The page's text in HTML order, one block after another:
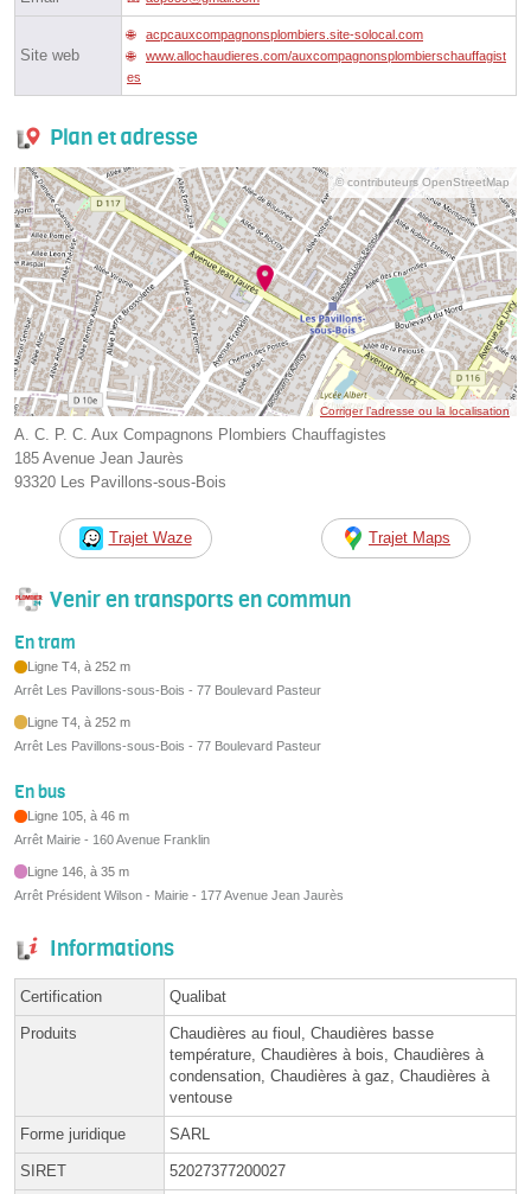
Site web
acpcauxcompagnonsplombiers.site-solocal.com
www.allochaudieres.com/auxcompagnonsplombierschauffagist
es
Plan et adresse
© contributeurs OpenStreetMap
Corriger l’adresse ou la localisation
A. C. P. C. Aux Compagnons Plombiers Chauffagistes
185 Avenue Jean Jaurès
93320 Les Pavillons-sous-Bois
Trajet Waze Trajet Maps
Venir en transports en commun
En tram
Ligne T4, à 252 m
Arrêt Les Pavillons-sous-Bois - 77 Boulevard Pasteur
Ligne T4, à 252 m
Arrêt Les Pavillons-sous-Bois - 77 Boulevard Pasteur
En bus
Ligne 105, à 46 m
Arrêt Mairie - 160 Avenue Franklin
Ligne 146, à 35 m
Arrêt Président Wilson - Mairie - 177 Avenue Jean Jaurès
Informations
Certification Qualibat
Produits
Chaudières au fioul, Chaudières basse
température, Chaudières à bois, Chaudières à
condensation, Chaudières à gaz, Chaudières à
ventouse
Forme juridique SARL
SIRET 52027377200027